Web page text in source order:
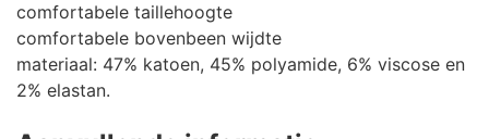
comfortabele taillehoogte
comfortabele bovenbeen wijdte
materiaal: 47% katoen, 45% polyamide, 6% viscose en
2% elastan.